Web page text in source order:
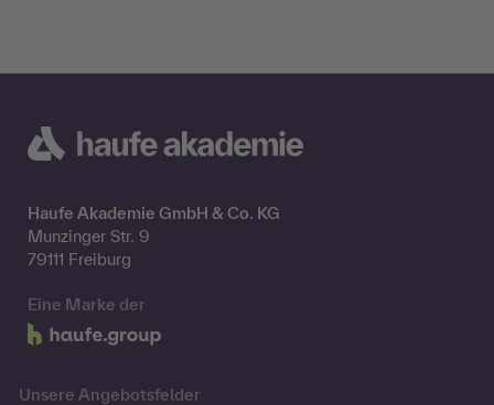
Haufe Akademie GmbH & Co. KG
Munzinger Str. 9
79111 Freiburg
Eine Marke der
Unsere Angebotsfelder